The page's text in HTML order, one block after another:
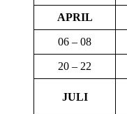
APRIL
06 – 08
20 – 22
JULI